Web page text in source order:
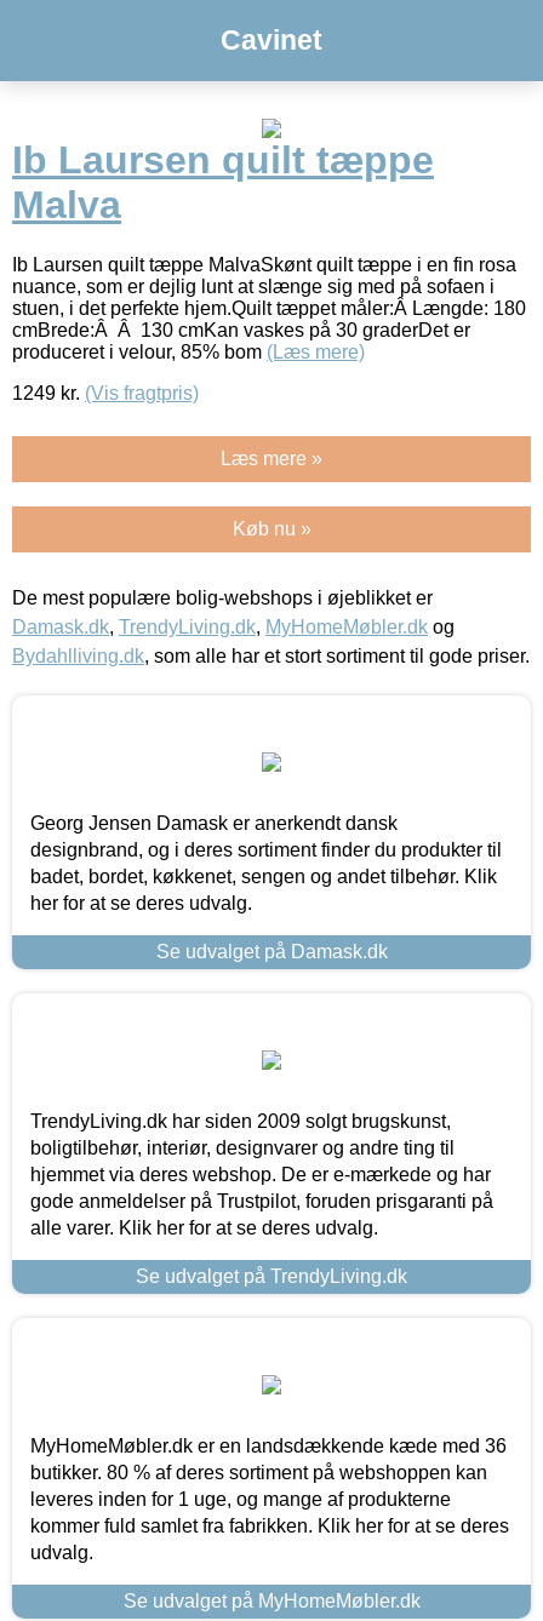
Cavinet
Ib Laursen quilt tæppe
Malva
Ib Laursen quilt tæppe MalvaSkønt quilt tæppe i en fin rosa
nuance, som er dejlig lunt at slænge sig med på sofaen i
stuen, i det perfekte hjem.Quilt tæppet måler:Â Længde: 180
cmBrede:Â Â 130 cmKan vaskes på 30 graderDet er
produceret i velour, 85% bom (Læs mere)
1249 kr. (Vis fragtpris)
Læs mere »
Køb nu »
De mest populære bolig-webshops i øjeblikket er
Damask.dk, TrendyLiving.dk, MyHomeMøbler.dk og
Bydahlliving.dk, som alle har et stort sortiment til gode priser.
Georg Jensen Damask er anerkendt dansk
designbrand, og i deres sortiment finder du produkter til
badet, bordet, køkkenet, sengen og andet tilbehør. Klik
her for at se deres udvalg.
Se udvalget på Damask.dk
TrendyLiving.dk har siden 2009 solgt brugskunst,
boligtilbehør, interiør, designvarer og andre ting til
hjemmet via deres webshop. De er e-mærkede og har
gode anmeldelser på Trustpilot, foruden prisgaranti på
alle varer. Klik her for at se deres udvalg.
Se udvalget på TrendyLiving.dk
MyHomeMøbler.dk er en landsdækkende kæde med 36
butikker. 80 % af deres sortiment på webshoppen kan
leveres inden for 1 uge, og mange af produkterne
kommer fuld samlet fra fabrikken. Klik her for at se deres
udvalg.
Se udvalget på MyHomeMøbler.dk